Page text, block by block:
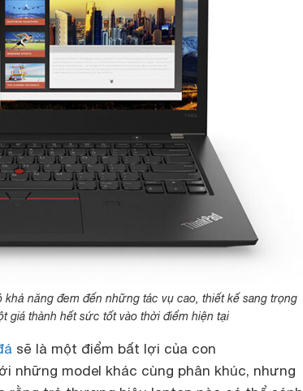
năng đem đến những tác vụ cao, thiết kế sang trọng
giá thành hết sức tốt vào thời điểm hiện tại
sẽ là một điểm bất lợi của con
những model khác cùng phân khúc, nhưng